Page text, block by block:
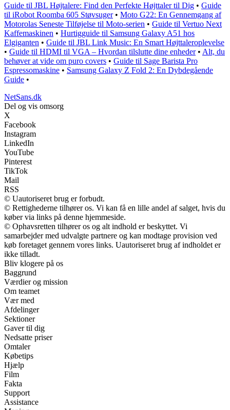
Guide til JBL Højtalere: Find den Perfekte Højttaler til Dig • Guide
til iRobot Roomba 605 Støvsuger• Moto G22: En Gennemgang af
Motorolas Seneste Tilføjelse til Moto-serien • Guide til Vertuo Next
Kaffemaskinen • Hurtigguide til Samsung Galaxy A51 hos
Elgiganten • Guide til JBL Link Music: En Smart Højttaleroplevelse
• Guide til HDMI til VGA – Hvordan tilslutte dine enheder• Alt, du
behøver at vide om puro covers • Guide til Sage Barista Pro
Espressomaskine • Samsung Galaxy Z Fold 2: En Dybdegående
Guide •
NetSans.dk
Del og vis omsorg
X
Facebook
Instagram
LinkedIn
YouTube
Pinterest
TikTok
Mail
RSS
© Uautoriseret brug er forbudt.
© Rettighederne tilhører os. Vi kan få en lille andel af salget, hvis du
køber via links på denne hjemmeside.
© Ophavsretten tilhører os og alt indhold er beskyttet. Vi
samarbejder med udvalgte partnere og kan modtage provision ved
køb foretaget gennem vores links. Uautoriseret brug af indholdet er
ikke tilladt.
Bliv klogere på os
Baggrund
Værdier og mission
Om teamet
Vær med
Afdelinger
Sektioner
Gaver til dig
Nedsatte priser
Omtaler
Købetips
Hjælp
Film
Fakta
Support
Assistance